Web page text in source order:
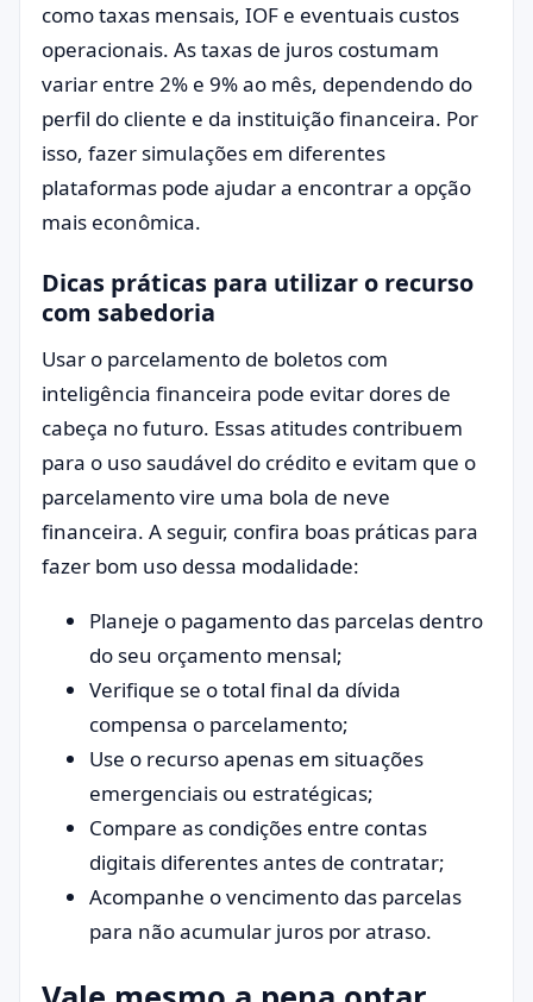
como taxas mensais, IOF e eventuais custos
operacionais. As taxas de juros costumam
variar entre 2% e 9% ao mês, dependendo do
perfil do cliente e da instituição financeira. Por
isso, fazer simulações em diferentes
plataformas pode ajudar a encontrar a opção
mais econômica.
Dicas práticas para utilizar o recurso
com sabedoria
Usar o parcelamento de boletos com
inteligência financeira pode evitar dores de
cabeça no futuro. Essas atitudes contribuem
para o uso saudável do crédito e evitam que o
parcelamento vire uma bola de neve
financeira. A seguir, confira boas práticas para
fazer bom uso dessa modalidade:
Planeje o pagamento das parcelas dentro
do seu orçamento mensal;
Verifique se o total final da dívida
compensa o parcelamento;
Use o recurso apenas em situações
emergenciais ou estratégicas;
Compare as condições entre contas
digitais diferentes antes de contratar;
Acompanhe o vencimento das parcelas
para não acumular juros por atraso.